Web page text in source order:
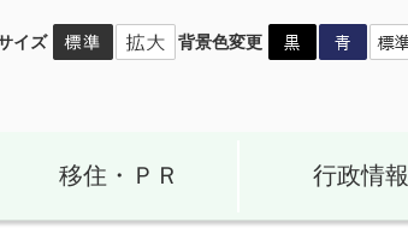
イズ 背景色変更
移住・ＰＲ 行政情報